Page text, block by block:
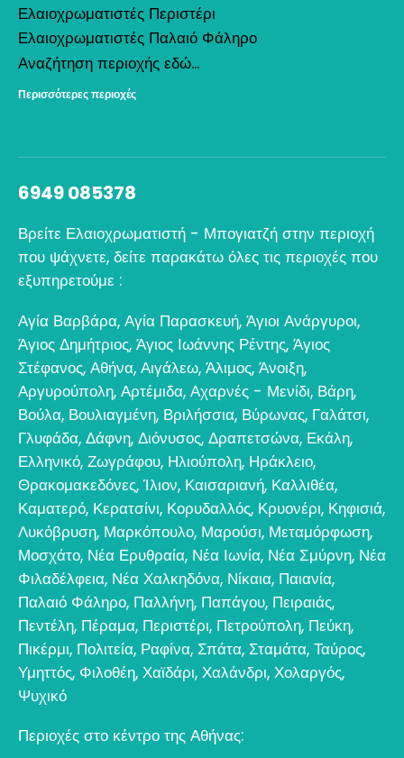
Ελαιοχρωματιστές Περιστέρι
Ελαιοχρωματιστές Παλαιό Φάληρο
Αναζήτηση περιοχής εδώ...
Περισσότερες περιοχές
6949 085378
Βρείτε Ελαιοχρωματιστή - Μπογιατζή στην περιοχή
που ψάχνετε, δείτε παρακάτω όλες τις περιοχές που
εξυπηρετούμε :
Αγία Βαρβάρα, Αγία Παρασκευή, Άγιοι Ανάργυροι,
Άγιος Δημήτριος, Άγιος Ιωάννης Ρέντης, Άγιος
Στέφανος, Αθήνα, Αιγάλεω, Άλιμος, Άνοιξη,
Αργυρούπολη, Αρτέμιδα, Αχαρνές - Μενίδι, Βάρη,
Βούλα, Βουλιαγμένη, Βριλήσσια, Βύρωνας, Γαλάτσι,
Γλυφάδα, Δάφνη, Διόνυσος, Δραπετσώνα, Εκάλη,
Ελληνικό, Ζωγράφου, Ηλιούπολη, Ηράκλειο,
Θρακομακεδόνες,Ίλιον, Καισαριανή, Καλλιθέα,
Καματερό, Κερατσίνι, Κορυδαλλός, Κρυονέρι, Κηφισιά,
Λυκόβρυση, Μαρκόπουλο, Μαρούσι, Μεταμόρφωση,
Μοσχάτο, Νέα Ερυθραία, Νέα Ιωνία, Νέα Σμύρνη, Νέα
Φιλαδέλφεια, Νέα Χαλκηδόνα, Νίκαια, Παιανία,
Παλαιό Φάληρο, Παλλήνη, Παπάγου, Πειραιάς,
Πεντέλη, Πέραμα, Περιστέρι, Πετρούπολη, Πεύκη,
Πικέρμι, Πολιτεία, Ραφίνα, Σπάτα, Σταμάτα, Ταύρος,
Υμηττός, Φιλοθέη, Χαϊδάρι, Χαλάνδρι, Χολαργός,
Ψυχικό
Περιοχές στο κέντρο της Αθήνας: